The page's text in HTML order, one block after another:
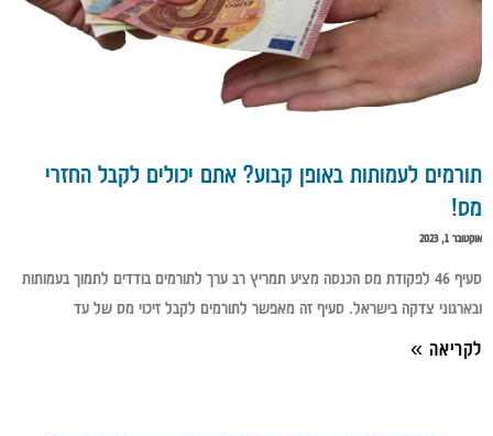
תורמים לעמותות באופן קבוע? אתם יכולים לקבל החזרי
מס!
אוקטובר 1, 2023
סעיף 46 לפקודת מס הכנסה מציע תמריץ רב ערך לתורמים בודדים לתמוך בעמותות
ובארגוני צדקה בישראל. סעיף זה מאפשר לתורמים לקבל זיכוי מס של עד
לקריאה »